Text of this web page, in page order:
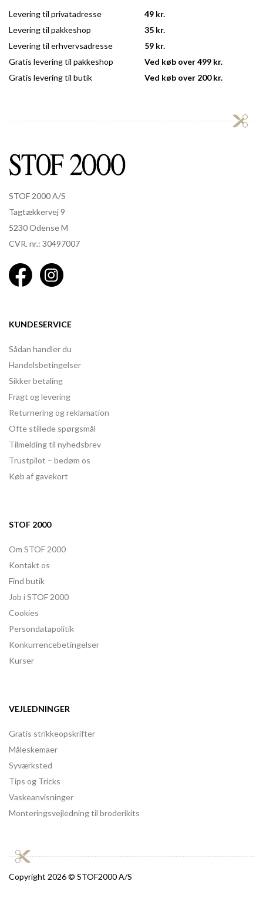
Levering til privatadresse
Levering til pakkeshop
Levering til erhvervsadresse
Gratis levering til pakkeshop
Gratis levering til butik
49 kr.
35 kr.
59 kr.
Ved køb over 499 kr.
Ved køb over 200 kr.
STOF 2000 A/S
Tagtækkervej 9
5230 Odense M
CVR. nr.: 30497007
KUNDESERVICE
Sådan handler du
Handelsbetingelser
Sikker betaling
Fragt og levering
Returnering og reklamation
Ofte stillede spørgsmål
Tilmelding til nyhedsbrev
Trustpilot – bedøm os
Køb af gavekort
STOF 2000
Om STOF 2000
Kontakt os
Find butik
Job i STOF 2000
Cookies
Persondatapolitik
Konkurrencebetingelser
Kurser
VEJLEDNINGER
Gratis strikkeopskrifter
Måleskemaer
Syværksted
Tips og Tricks
Vaskeanvisninger
Monteringsvejledning til broderikits
Copyright 2026 © STOF2000 A/S